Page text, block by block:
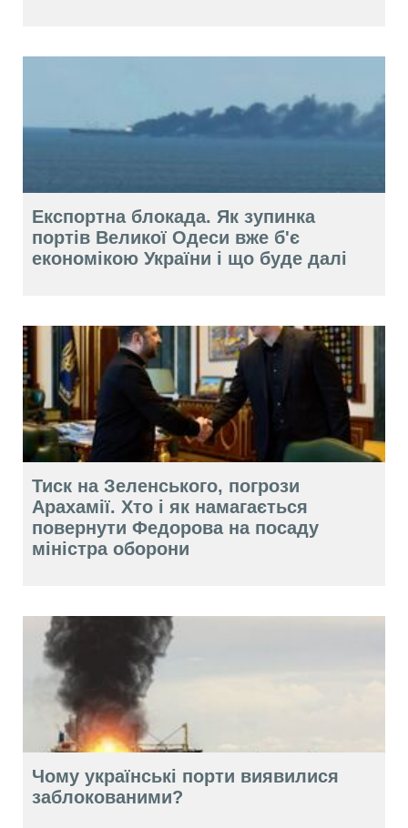
Експортна блокада. Як зупинка
портів Великої Одеси вже б'є
економікою України і що буде далі
Тиск на Зеленського, погрози
Арахамії. Хто і як намагається
повернути Федорова на посаду
міністра оборони
Чому українські порти виявилися
заблокованими?